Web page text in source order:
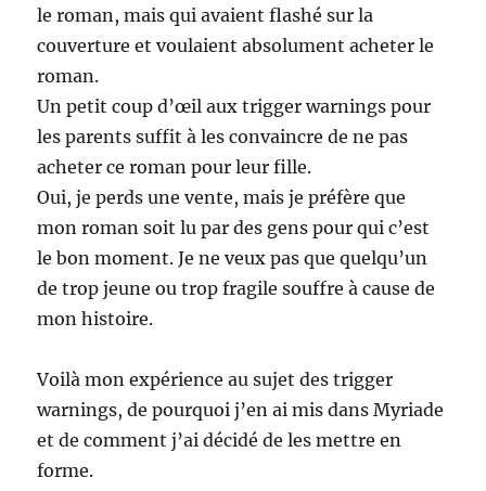
le roman, mais qui avaient flashé sur la
couverture et voulaient absolument acheter le
roman.
Un petit coup d’œil aux trigger warnings pour
les parents suffit à les convaincre de ne pas
acheter ce roman pour leur fille.
Oui, je perds une vente, mais je préfère que
mon roman soit lu par des gens pour qui c’est
le bon moment. Je ne veux pas que quelqu’un
de trop jeune ou trop fragile souffre à cause de
mon histoire.
Voilà mon expérience au sujet des trigger
warnings, de pourquoi j’en ai mis dans Myriade
et de comment j’ai décidé de les mettre en
forme.